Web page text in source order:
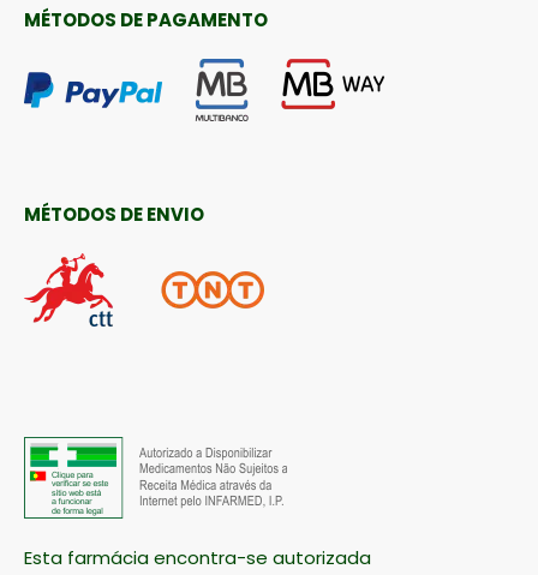
MÉTODOS DE PAGAMENTO
MÉTODOS DE ENVIO
Esta farmácia encontra-se autorizada